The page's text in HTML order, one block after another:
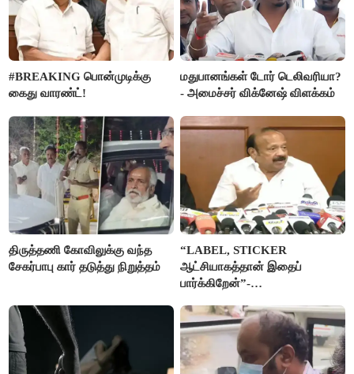
#BREAKING பொன்முடிக்கு
கைது வாரண்ட்!
மதுபானங்கள் டோர் டெலிவரியா?
- அமைச்சர் விக்னேஷ் விளக்கம்
திருத்தணி கோவிலுக்கு வந்த
சேகர்பாபு கார் தடுத்து நிறுத்தம்
“LABEL, STICKER
ஆட்சியாகத்தான் இதைப்
பார்க்கிறேன்”-